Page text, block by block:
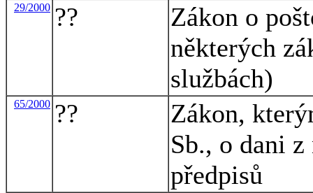
29/2000 ??
Zákon o
některých
službách)
65/2000 ??
Zákon,
Sb., o dani
předpisů